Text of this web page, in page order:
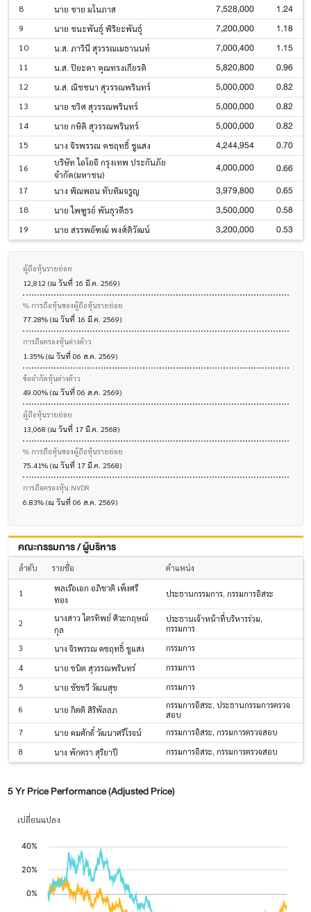
8 นาย ชาย มโนภาส 7,528,000 1.24
9 นาย ชนะพันธุ์ พิริยะพันธุ์ 7,200,000 1.18
10 น.ส. ภาวินี สุวรรณเมธานนท์ 7,000,400 1.15
11 น.ส. ปิยะดา คุณทรงเกียรติ 5,820,800 0.96
12 น.ส. ณิชชนา สุวรรณพรินทร์ 5,000,000 0.82
13 นาย ชวิศ สุวรรณพรินทร์ 5,000,000 0.82
14 นาย กษิดิ สุวรรณพรินทร์ 5,000,000 0.82
15 นาง จิรพรรณ คชฤทธิ์ ชูแสง 4,244,954 0.70
16
บริษัท ไอโออิ กรุงเทพ ประกันภัย
จำกัด(มหาชน)
4,000,000 0.66
17 นาง พิณพอน ทับทิมจรูญ 3,979,800 0.65
18 นาย ไพฑูรย์ พันธุวดีธร 3,500,000 0.58
19 นาย สรรพอัฑฒ์ พงศ์ติวัฒน์ 3,200,000 0.53
ผู้ถือหุ้นรายย่อย
12,812 (ณ วันที่ 16 มี.ค. 2569)
% การถือหุ้นของผู้ถือหุ้นรายย่อย
77.28% (ณ วันที่ 16 มี.ค. 2569)
การถือครองหุ้นต่างด้าว
1.35% (ณ วันที่ 06 ส.ค. 2569)
ข้อจำกัดหุ้นต่างด้าว
49.00% (ณ วันที่ 06 ส.ค. 2569)
ผู้ถือหุ้นรายย่อย
13,068 (ณ วันที่ 17 มี.ค. 2568)
% การถือหุ้นของผู้ถือหุ้นรายย่อย
75.41% (ณ วันที่ 17 มี.ค. 2568)
การถือครองหุ้น NVDR
6.83% (ณ วันที่ 06 ส.ค. 2569)
คณะกรรมการ / ผู้บริหาร
ลำดับ รายชื่อ ตำแหน่ง
1
พลเรือเอก อภิชาติ เพ็งศรี
ทอง
ประธานกรรมการ, กรรมการอิสระ
2
นางสาว ไตรทิพย์ ศิวะกฤษณ์
กุล
ประธานเจ้าหน้าที่บริหารร่วม,
กรรมการ
3
นาง จิรพรรณ คชฤทธิ์ ชูแสง
กรรมการ
4
นาย ชนิต สุวรรณพรินทร์
กรรมการ
5
นาย ชัชชวี วัฒนสุข กรรมการ
6 นาย กิตติ สิริพัลลภ
กรรมการอิสระ, ประธานกรรมการตรวจ
สอบ
7
นาย คมศักดิ์ วัฒนาศรีโรจน์
กรรมการอิสระ, กรรมการตรวจสอบ
8
นาง พักตรา สุริยาปี กรรมการอิสระ, กรรมการตรวจสอบ
5 Yr Price Performance (Adjusted Price)
เปลี่ยนแปลง